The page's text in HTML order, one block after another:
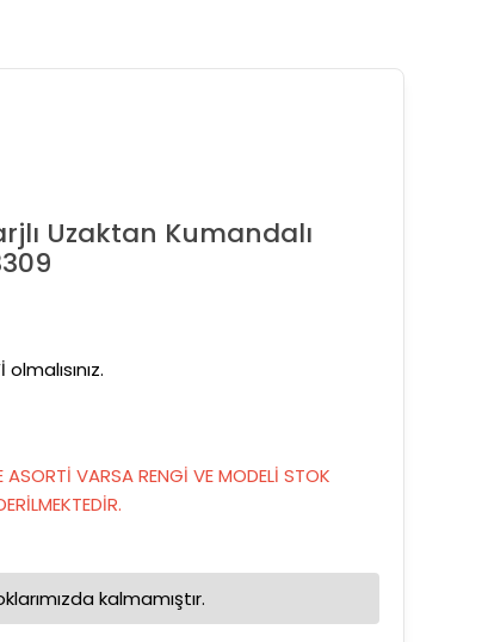
Uzaktan Kumandalı
ASORTİ VARSA RENGİ VE MODELİ STOK
kalmamıştır.